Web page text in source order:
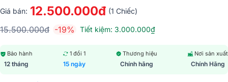
Giá bán: 12.500.000đ (1 Chiếc)
15.500.000đ -19% Tiết kiệm: 3.000.000₫
Bảo hành
12 tháng
1 đổi 1
15 ngày
Thương hiệu
Chính hãng
Nơi sản xuất
Chính Hãng